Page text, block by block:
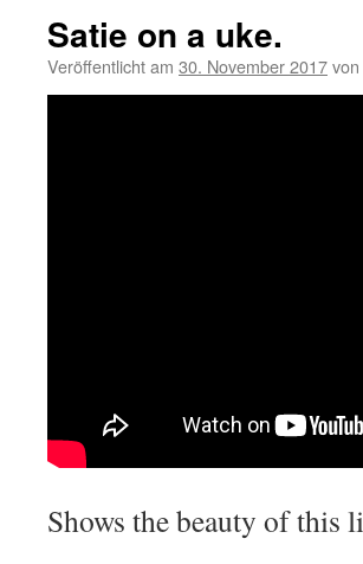
Satie on a uke.
Veröffentlicht am 30. November 2017von
Shows the beauty of this